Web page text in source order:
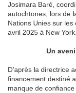
Josimara Baré,
autochtones, lors de
Nations Unies sur
avril 2025 à New
Un
D’après la directrice
financement destiné
manque de